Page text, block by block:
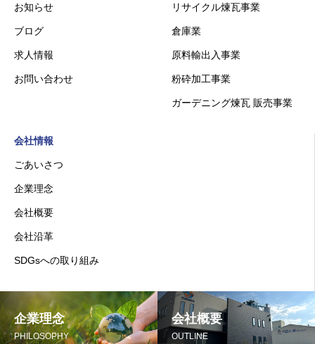
お知らせ
ブログ
求人情報
お問い合わせ
リサイクル煉瓦事業
倉庫業
原料輸出入事業
粉砕加工事業
ガーデニング煉瓦 販売事業
会社情報
ごあいさつ
企業理念
会社概要
会社沿革
SDGsへの取り組み
企業理念
PHILOSOPHY
会社概要
OUTLINE